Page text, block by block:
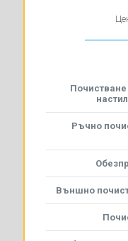
Ръчно
Външно